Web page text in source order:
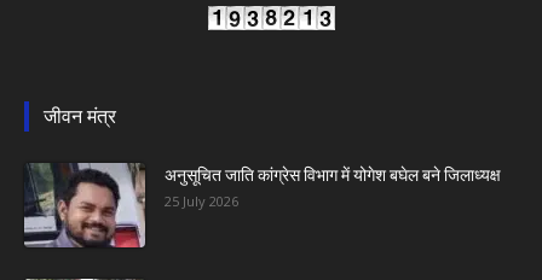
जीवन मंत्र
अनुसूचित जाति कांग्रेस विभाग में योगेश बघेल बने जिलाध्यक्ष
25 July 2026